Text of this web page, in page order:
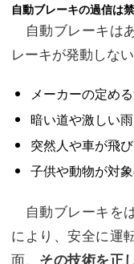
自動ブレーキの過信は
自動ブレーキは
レーキが発動しな
メーカーの定め
暗い道や激しい
突然人や車が飛
子供や動物が対
自動ブレーキを
により、安全に運
面、 その技術を正